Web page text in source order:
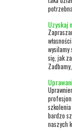
Uzyskaj
wysilamy
się, jak
bardzo
naszych